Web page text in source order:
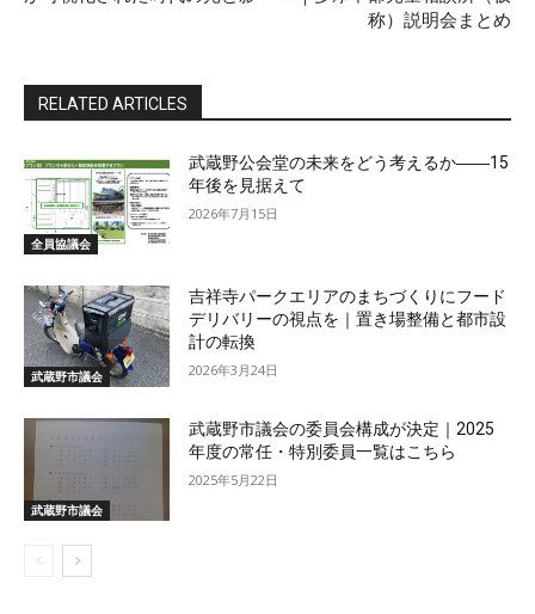
称）説明会まとめ
RELATED ARTICLES
全員協議会
武蔵野公会堂の未来をどう考えるか――15
年後を見据えて
2026年7月15日
武蔵野市議会
吉祥寺パークエリアのまちづくりにフード
デリバリーの視点を｜置き場整備と都市設
計の転換
2026年3月24日
武蔵野市議会
武蔵野市議会の委員会構成が決定｜2025
年度の常任・特別委員一覧はこちら
2025年5月22日